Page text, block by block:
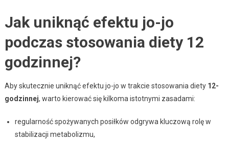
Jak uniknąć efektu jo-jo
podczas stosowania diety 12
godzinnej?
Aby skutecznie uniknąć efektu jo-jo w trakcie stosowania diety 12-
godzinnej, warto kierować się kilkoma istotnymi zasadami:
regularność spożywanych posiłków odgrywa kluczową rolę w
stabilizacji metabolizmu,